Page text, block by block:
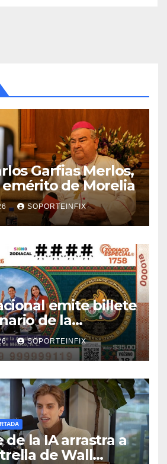
Garfias Merlos,
de Morelia
SOPORTEINFIX
emite billete
de la
de Scouts en
SOPORTEINFIX
la IA arrastra a
de Wall